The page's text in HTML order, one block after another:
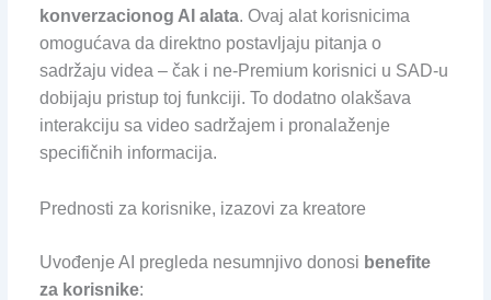
konverzacionog AI alata. Ovaj alat korisnicima
omogućava da direktno postavljaju pitanja o
sadržaju videa – čak i ne-Premium korisnici u SAD-u
dobijaju pristup toj funkciji. To dodatno olakšava
interakciju sa video sadržajem i pronalaženje
specifičnih informacija.
Prednosti za korisnike, izazovi za kreatore
Uvođenje AI pregleda nesumnjivo donosi benefite
za korisnike: